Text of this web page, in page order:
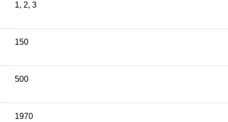
1, 2, 3
150
500
1970